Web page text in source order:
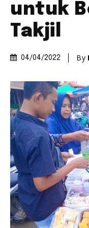
untuk
Takjil
04/04/2022 By